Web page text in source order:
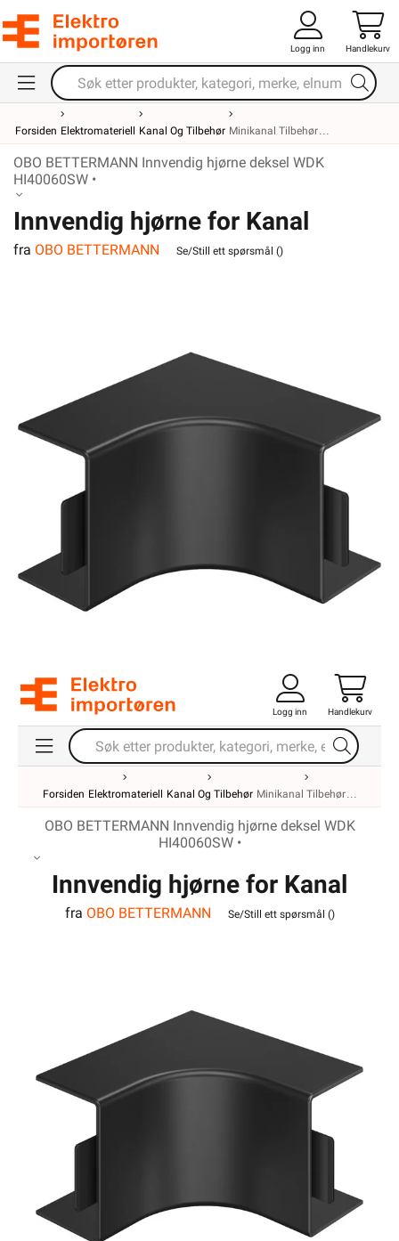
Logg inn Handlekurv
Forsiden Elektromateriell Kanal Og Tilbehør Minikanal Tilbehør
OBO BETTERMANN Innvendig hjørne deksel WDK
HI40060SW •
Innvendig hjørne for Kanal
WDK40060SW Sort
fra OBO BETTERMANN Se/Still ett spørsmål ()
Logg inn Handlekurv
Forsiden Elektromateriell Kanal Og Tilbehør Minikanal Tilbehør
OBO BETTERMANN Innvendig hjørne deksel WDK
HI40060SW •
Innvendig hjørne for Kanal
WDK40060SW Sort
fra OBO BETTERMANN Se/Still ett spørsmål ()